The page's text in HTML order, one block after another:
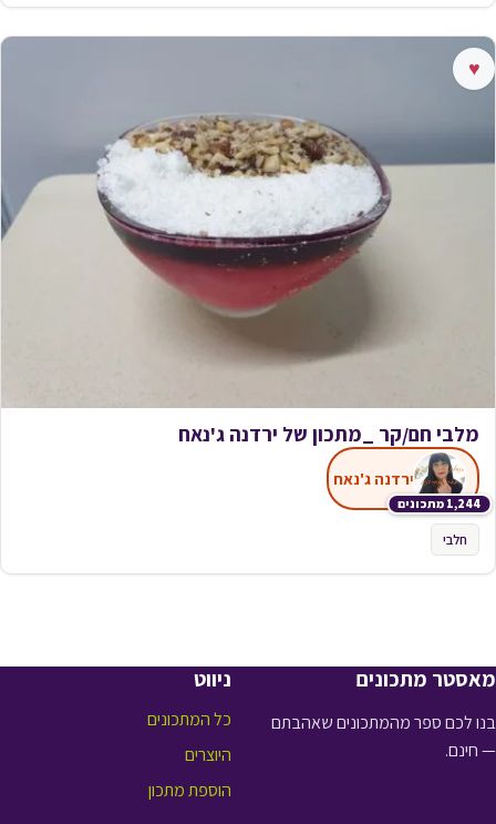
♥
מלבי חם/קר _מתכון של ירדנה ג'נאח
1,244 מתכונים
ירדנה ג'נאח
חלבי
מאסטר מתכונים
בנו לכם ספר מהמתכונים שאהבתם
— חינם.
ניווט
כל המתכונים
היוצרים
הוספת מתכון